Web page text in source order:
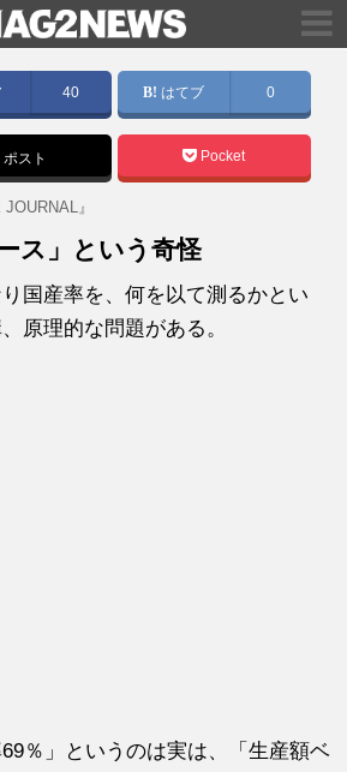
40 はてブ 0
ポスト Pocket
』
ス」という奇怪
国産率を、何を以て測るかとい
原理的な問題がある。
69％」というのは実は、「生産額ベ